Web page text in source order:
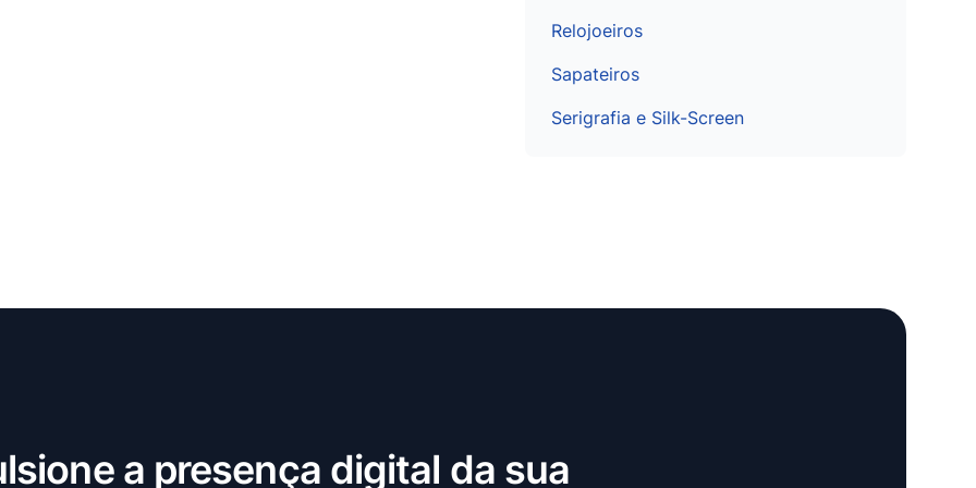
Relojoeiros
Sapateiros
Serigrafia e Silk-Screen
a presença digital da sua